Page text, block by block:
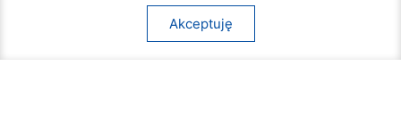
poniedziałek – piątek
7:30 – 16:30
Akceptuję